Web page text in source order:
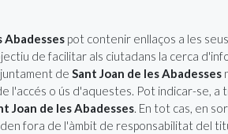
Abadesses pot contenir enllaços a les
de facilitar als ciutadans la cerca
de Sant Joan de les Abadesses
l'accés o ús d'aquestes. Pot indicar-se,
Joan de les Abadesses. En tot cas, en
fora de l'àmbit de responsabilitat del